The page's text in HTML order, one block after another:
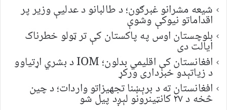
شیعه مشرانو غبرګون؛ د طالبانو د عدلیې وزیر پر
اقداماتو نیوکې وشوې
بلوچستان اوس په پاکستان کې تر ټولو خطرناک
ایالت دی
افغانستان کې اقلیمي بدلون؛ IOM د بشري اړتیاوو
د زیاتېدو خبرداری ورکړ
افغانستان ته د برېښنا تجهیزاتو واردات؛ د چین
څخه د ۲۷ کانټینرونو لېږد پیل شو